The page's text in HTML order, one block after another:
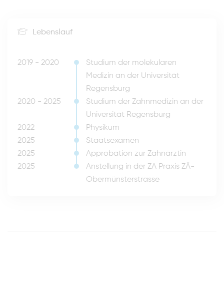
Lebenslauf
2019 - 2020
Studium der molekularen
Medizin an der Universität
Regensburg
2020 - 2025
Studium der Zahnmedizin an der
Universität Regensburg
2022
Physikum
2025
Staatsexamen
2025
Approbation zur Zahnärztin
2025
Anstellung in der ZA Praxis ZÄ-
Obermünsterstrasse